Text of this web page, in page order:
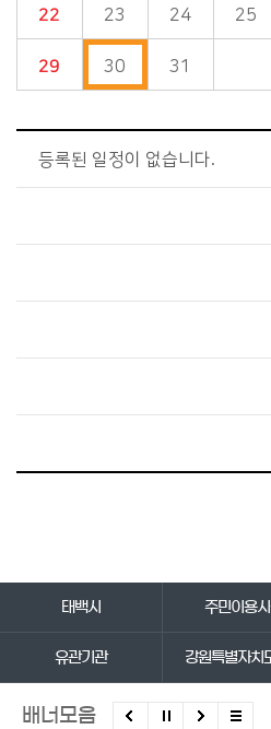
22 23 24 25
29 30 31
등록된 일정이 없습니다.
태백시 주민이용
유관기관 강원특별자치
배너모음